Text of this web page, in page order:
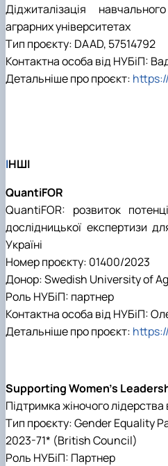
Діджиталізація
аграрних університетах
Тип проєкту: DAAD, 57514792
Контактна особа від НУБіП:
Детальніше про проєкт:
ІНШІ
QuantiFOR
QuantiFOR: розвиток
дослідницької експертизи
Україні
Номер проєкту: 01400/2023
Донор: Swedish University of
Роль НУБіП: партнер
Контактна особа від НУБіП:
Детальніше про проєкт:
Supporting Women's
Підтримка жіночого лідерства
Тип проєкту: Gender Equality
2023-71* (British Council)
Роль НУБіП: Партнер